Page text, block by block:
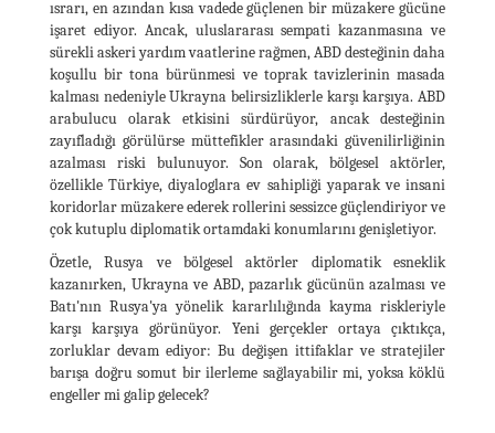
ısrarı, en azından kısa vadede güçlenen bir müzakere gücüne
işaret ediyor. Ancak, uluslararası sempati kazanmasına ve
sürekli askeri yardım vaatlerine rağmen, ABD desteğinin daha
koşullu bir tona bürünmesi ve toprak tavizlerinin masada
kalması nedeniyle Ukrayna belirsizliklerle karşı karşıya. ABD
arabulucu olarak etkisini sürdürüyor, ancak desteğinin
zayıfladığı görülürse müttefikler arasındaki güvenilirliğinin
azalması riski bulunuyor. Son olarak, bölgesel aktörler,
özellikle Türkiye, diyaloglara ev sahipliği yaparak ve insani
koridorlar müzakere ederek rollerini sessizce güçlendiriyor ve
çok kutuplu diplomatik ortamdaki konumlarını genişletiyor.
Özetle, Rusya ve bölgesel aktörler diplomatik esneklik
kazanırken, Ukrayna ve ABD, pazarlık gücünün azalması ve
Batı'nın Rusya'ya yönelik kararlılığında kayma riskleriyle
karşı karşıya görünüyor. Yeni gerçekler ortaya çıktıkça,
zorluklar devam ediyor: Bu değişen ittifaklar ve stratejiler
barışa doğru somut bir ilerleme sağlayabilir mi, yoksa köklü
engeller mi galip gelecek?